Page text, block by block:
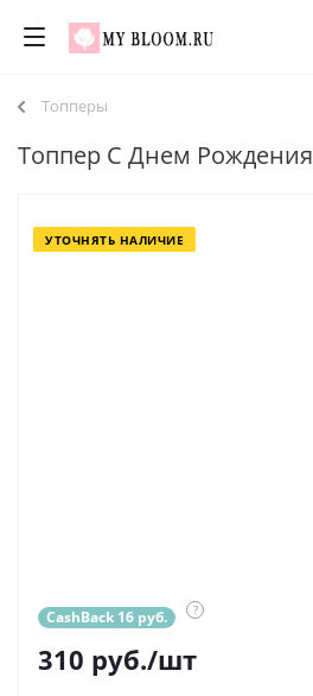
Топперы
Топпер С Днем Рождения
УТОЧНЯТЬ НАЛИЧИЕ
CashBack 16 руб. ?
310 руб./шт